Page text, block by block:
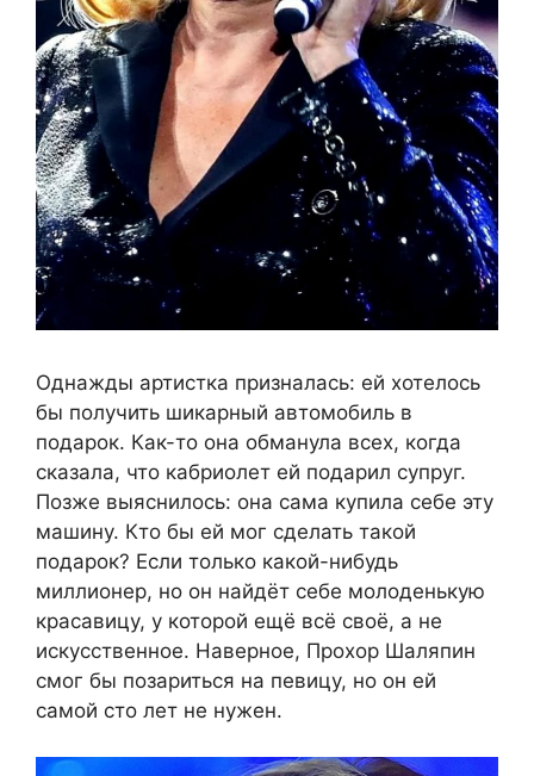
Однажды артистка призналась: ей хотелось
бы получить шикарный автомобиль в
подарок. Как-то она обманула всех, когда
сказала, что кабриолет ей подарил супруг.
Позже выяснилось: она сама купила себе эту
машину. Кто бы ей мог сделать такой
подарок? Если только какой-нибудь
миллионер, но он найдёт себе молоденькую
красавицу, у которой ещё всё своё, а не
искусственное. Наверное, Прохор Шаляпин
смог бы позариться на певицу, но он ей
самой сто лет не нужен.